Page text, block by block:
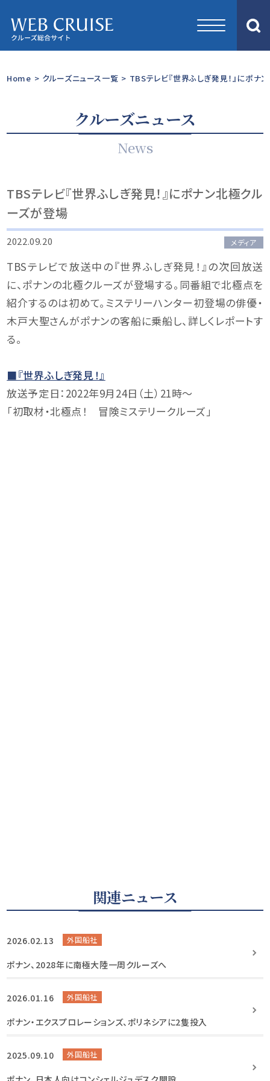
Home > クルーズニュース一覧 > TBSテレビ『世界ふしぎ発見！』にポナ
クルーズニュース
News
TBSテレビ『世界ふしぎ発見！』にポナン北極クル
ーズが登場
2022.09.20 メディア
TBSテレビで放送中の『世界ふしぎ発見！』の次回放送
に、ポナンの北極クルーズが登場する。同番組で北極点を
紹介するのは初めて。ミステリーハンター初登場の俳優・
木戸大聖さんがポナンの客船に乗船し、詳しくレポートす
る。
■『世界ふしぎ発見！』
放送予定日：2022年9月24日（土）21時～
「初取材・北極点！ 冒険ミステリークルーズ」
関連ニュース
2026.02.13 外国船社
ポナン、2028年に南極大陸一周クルーズへ
2026.01.16 外国船社
ポナン・エクスプロレーションズ、ポリネシアに2隻投入
2025.09.10 外国船社